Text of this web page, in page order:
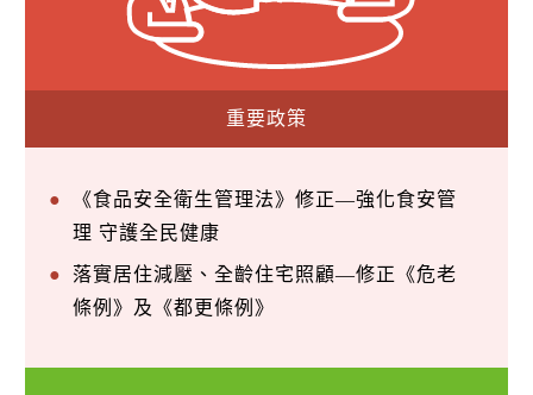
重要政策
《食品安全衛生管理法》修正—強化食安管
理 守護全民健康
落實居住減壓、全齡住宅照顧—修正《危老
條例》及《都更條例》